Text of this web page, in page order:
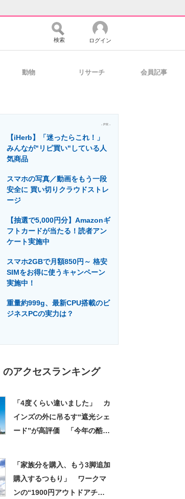
マーケ×ITの今がよく分かる
建設×テクノロジーの最前線
検索 ログイン
動物 リサーチ 会員記事
- PR -
【iHerb】「迷ったらこれ！」
みんなが"リピ買い"している人
気商品
スマホの写真／動画をもう一段
安全に 買い切りクラウドストレ
ージ
【抽選で5,000円分】Amazonギ
フトカードが当たる！読者アン
ケート実施中
スマホ2GBで月額850円～ 格安
SIMをお得に使うキャンペーン
実施中！
重量約999g、最新CPU搭載のビ
ジネスPCの実力は？
のアクセスランキング
「4度くらい違いました」 カ
インズの外に吊るす“遮光シェ
ード”が高評価 「今年の酷暑
「家族分を購入、もう3脚追加
購入するつもり」 ワークマ
ンの“1900円アウトドアチェ